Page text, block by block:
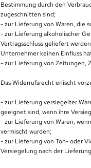
Bestimmung durch den
zugeschnitten sind;
- zur Lieferung von Waren, die
- zur Lieferung alkoholischer
Vertragsschluss geliefert
Unternehmer keinen Einfluss
- zur Lieferung von Zeitungen,
Das Widerrufsrecht erlischt
- zur Lieferung versiegelter
geeignet sind, wenn ihre
- zur Lieferung von Waren,
vermischt wurden;
- zur Lieferung von Ton- oder
Versiegelung nach der